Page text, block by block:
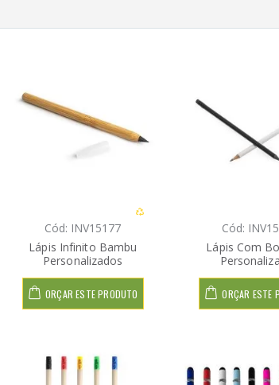
Cód: INV15177
Lápis Infinito Bambu
Personalizados
ORÇAR ESTE PRODUTO
Cód:
Lápis Com
ORÇAR ESTE